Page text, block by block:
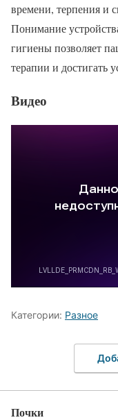
времени, терпения и
Понимание
гигиены позволяет
терапии и достигать
Видео
Категории: Разное
Почки